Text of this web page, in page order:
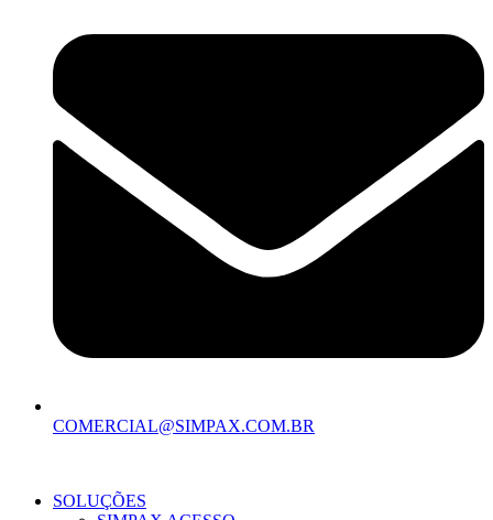
COMERCIAL@SIMPAX.COM.BR
SOLUÇÕES